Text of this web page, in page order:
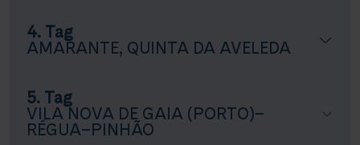
4. Tag
AMARANTE, QUINTA DA AVELEDA
5. Tag
VILA NOVA DE GAIA (PORTO)–
RÉGUA–PINHÃO